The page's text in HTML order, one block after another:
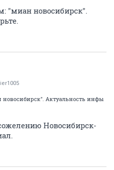
"миан новосибирск".
Актуальность инфы
Новосибирск-